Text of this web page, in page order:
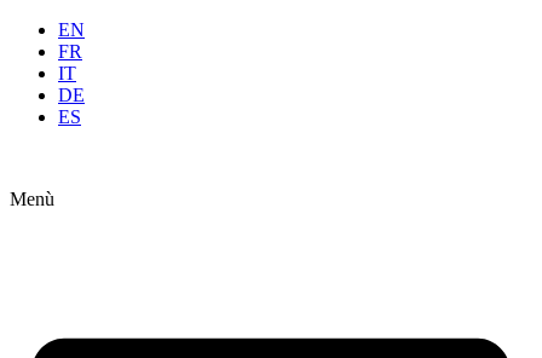
contenido
EN
FR
IT
DE
ES
Menù